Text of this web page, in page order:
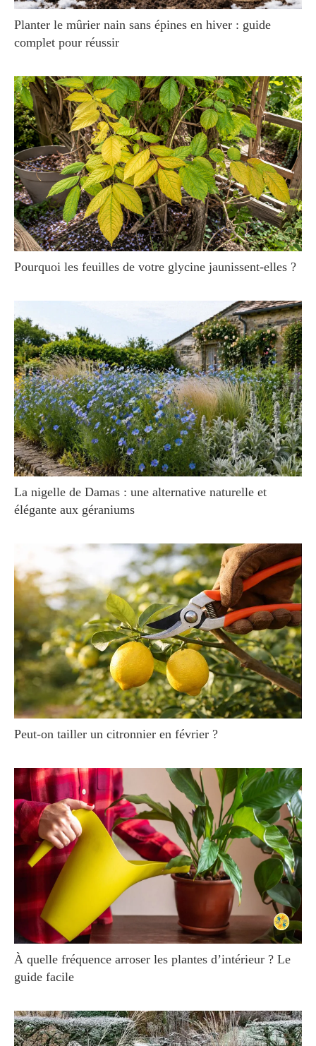
Planter le mûrier nain sans épines en hiver : guide
complet pour réussir
Pourquoi les feuilles de votre glycine jaunissent-elles ?
La nigelle de Damas : une alternative naturelle et
élégante aux géraniums
Peut-on tailler un citronnier en février ?
À quelle fréquence arroser les plantes d’intérieur ? Le
guide facile